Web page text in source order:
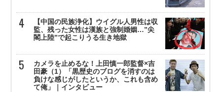
【中国の民族浄化】ウイグル人男性は収
監、残った女性は漢族と強制婚姻…”尖
閣上陸”で起こりうる生き地獄
カメラを止めるな！上田慎一郎監督×吉
田豪（1）「黒歴史のブログを消すのは
負けな感じがしたというか、これも含め
て俺」｜インタビュー